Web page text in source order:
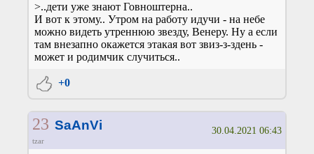
>..дети уже знают Говноштерна..
И вот к этому.. Утром на работу идучи - на небе
можно видеть утреннюю звезду, Венеру. Ну а если
там внезапно окажется этакая вот звиз-з-здень -
может и родимчик случиться..
+0
23 SaAnVi
tzar
30.04.2021 06:43